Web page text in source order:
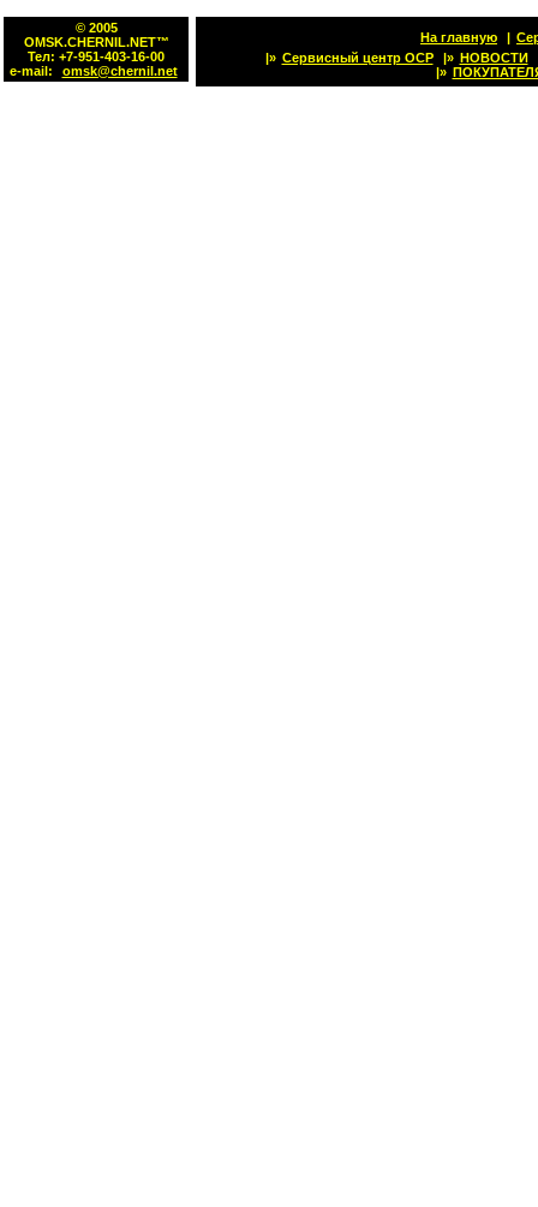
© 2005
OMSK.CHERNIL.NET™
Тел: +7-951-403-16-00
e-mail:
omsk@chernil.net
На главную |
|» Сервисный центр OCP |» НОВОСТИ
|»